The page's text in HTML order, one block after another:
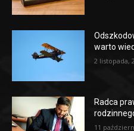
warto
2 listopada,
Radca
11